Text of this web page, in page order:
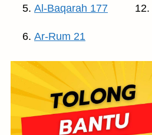
Al-Baqarah 177
Ar-Rum 21